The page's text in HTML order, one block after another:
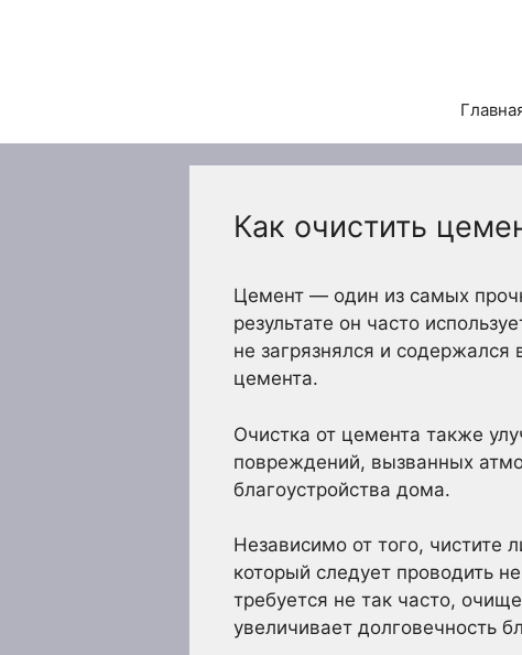
Как очистить
Цемент — один из самых
результате он часто
не загрязнялся и
цемента.
Очистка от цемента также
повреждений, вызванных
благоустройства дома.
Независимо от того, чистите
который следует проводить
требуется не так часто,
увеличивает долговечность